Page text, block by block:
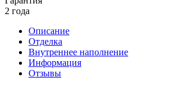
2 года
Описание
Отделка
Внутреннее наполнение
Информация
Отзывы